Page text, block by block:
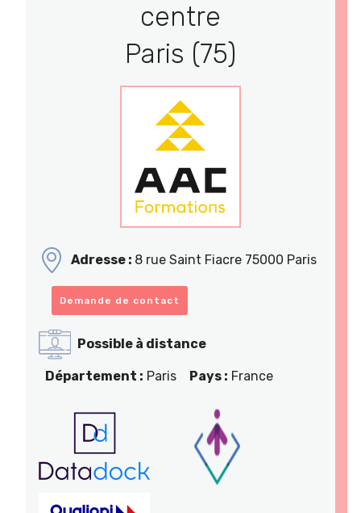
centre
Paris (75)
Adresse : 8 rue Saint Fiacre 75000 Paris
Demande de contact
Possible à distance
Département : Paris Pays : France